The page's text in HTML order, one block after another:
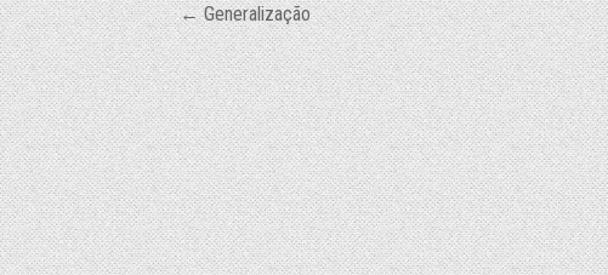
Navegação
de
Post
← Generalização